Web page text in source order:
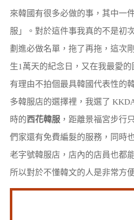
來韓國有很多必做的事，其中一
服」。對於這件事我真的不是初
劃進必做名單，拖了再拖，這次
生1萬天的紀念日，又在我最愛
有理由不拍個最具韓國代表性的
多韓服店的選擇裡，我選了
時的西花韓服 ，距離景福宮步行
們家還有免費編髮的服務，同時
老字號韓服店，店內的店員也都
所以對於不懂韓文的人是非常方